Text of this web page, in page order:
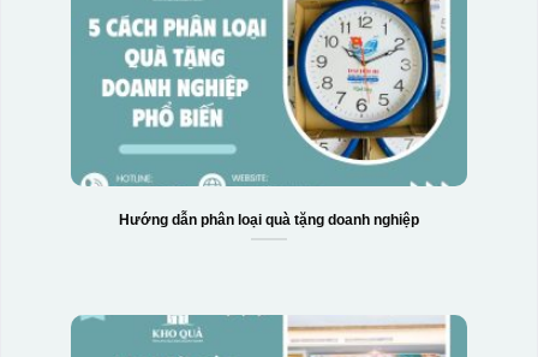
Hướng dẫn phân loại quà tặng doanh nghiệp